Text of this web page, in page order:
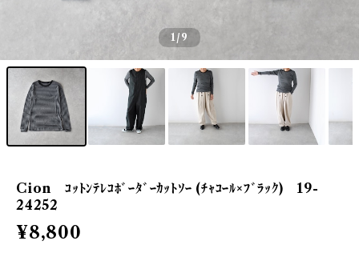
1/9
Cion ｺｯﾄﾝﾃﾚｺﾎﾞｰﾀﾞｰｶｯﾄｿｰ (ﾁｬｺｰﾙ×ﾌﾞﾗｯｸ) 19-
24252
¥8,800